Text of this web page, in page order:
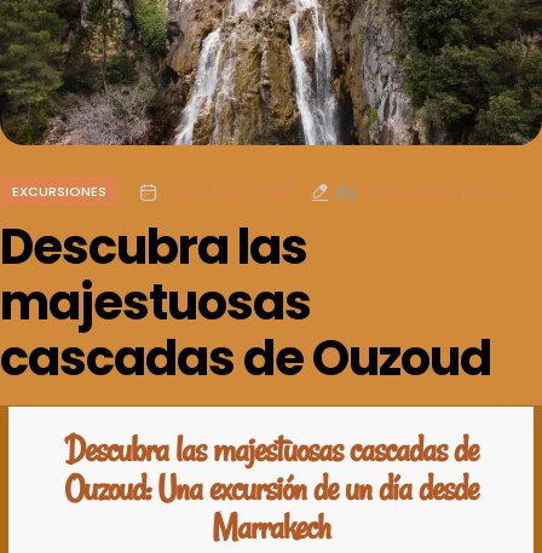
EXCURSIONES By
Descubra las
majestuosas
cascadas de Ouzoud
Descubra las majestuosas cascadas de
Ouzoud: Una excursión de un día desde
Marrakech